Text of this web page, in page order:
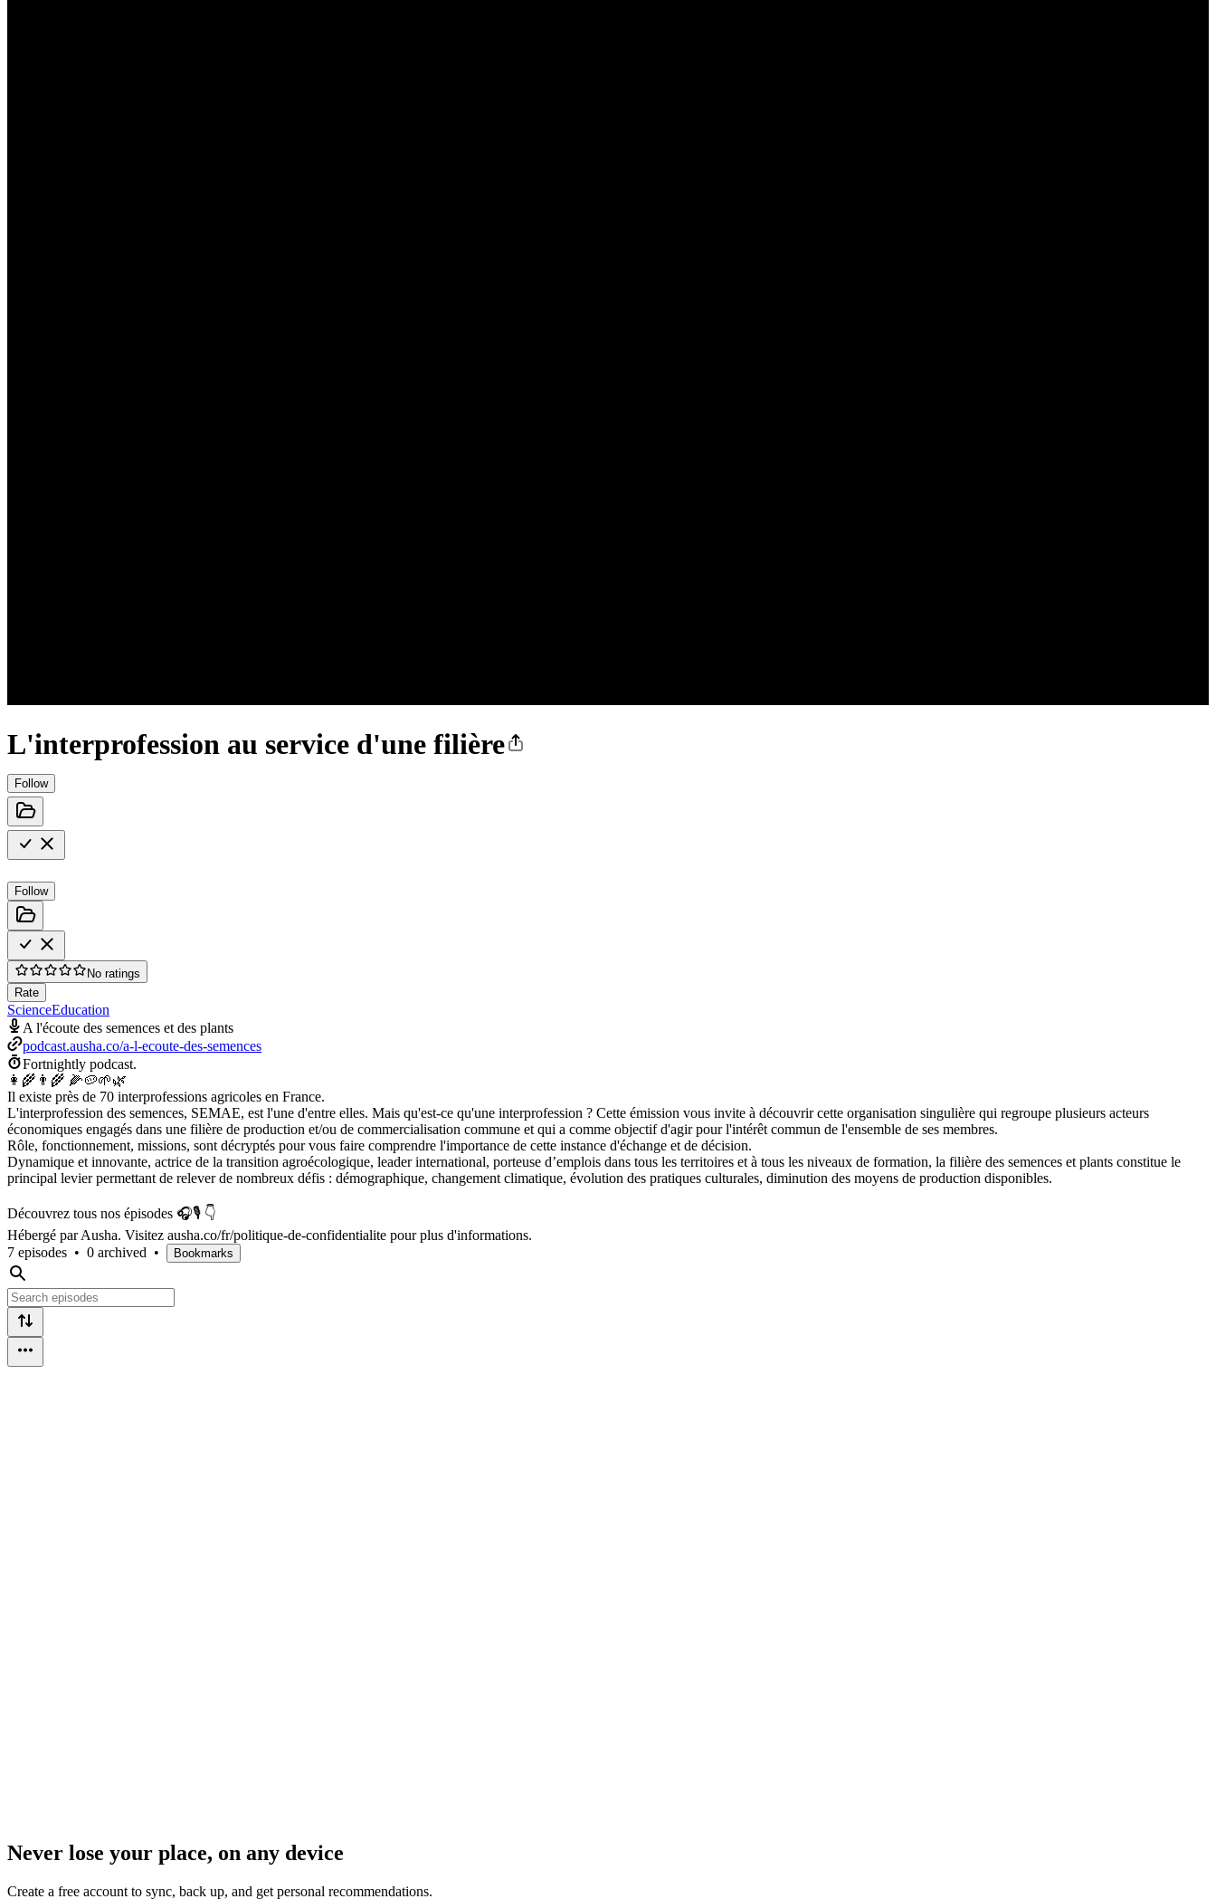
L'interprofession au service d'une filière
Follow
Follow
No ratings
Rate
ScienceEducation
A l'écoute des semences et des plants
podcast.ausha.co/a-l-ecoute-des-semences
Fortnightly podcast.
👩‍🌾👨‍🌾 🌽🥔🌱🌿
Il existe près de 70 interprofessions agricoles en France.
L'interprofession des semences, SEMAE, est l'une d'entre elles. Mais qu'est-ce qu'une interprofession ? Cette émission vous invite à découvrir cette organisation singulière qui regroupe plusieurs acteurs
économiques engagés dans une filière de production et/ou de commercialisation commune et qui a comme objectif d'agir pour l'intérêt commun de l'ensemble de ses membres.
Rôle, fonctionnement, missions, sont décryptés pour vous faire comprendre l'importance de cette instance d'échange et de décision.
Dynamique et innovante, actrice de la transition agroécologique, leader international, porteuse d’emplois dans tous les territoires et à tous les niveaux de formation, la filière des semences et plants constitue le
principal levier permettant de relever de nombreux défis : démographique, changement climatique, évolution des pratiques culturales, diminution des moyens de production disponibles.
Découvrez tous nos épisodes 🎧🎙️ 👇
Hébergé par Ausha. Visitez ausha.co/fr/politique-de-confidentialite pour plus d'informations.
7 episodes • 0 archived • Bookmarks
Never lose your place, on any device
Create a free account to sync, back up, and get personal recommendations.